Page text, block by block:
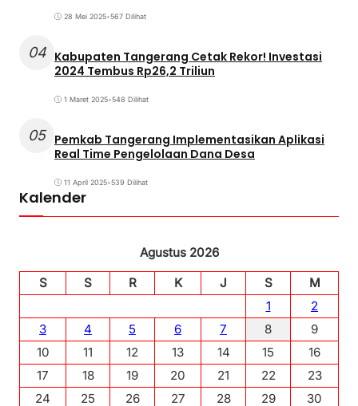
28 Mei 2025•567 Dilihat
04 Kabupaten Tangerang Cetak Rekor! Investasi
2024 Tembus Rp26,2 Triliun
1 Maret 2025•548 Dilihat
05 Pemkab Tangerang Implementasikan Aplikasi
Real Time Pengelolaan Dana Desa
11 April 2025•539 Dilihat
Kalender
Agustus 2026
S
S R K J S
M
1
2
3
4 5 6 7 8
9
10
11 12 13 14 15
16
17
18 19 20 21 22
23
24
25 26 27 28 29
30